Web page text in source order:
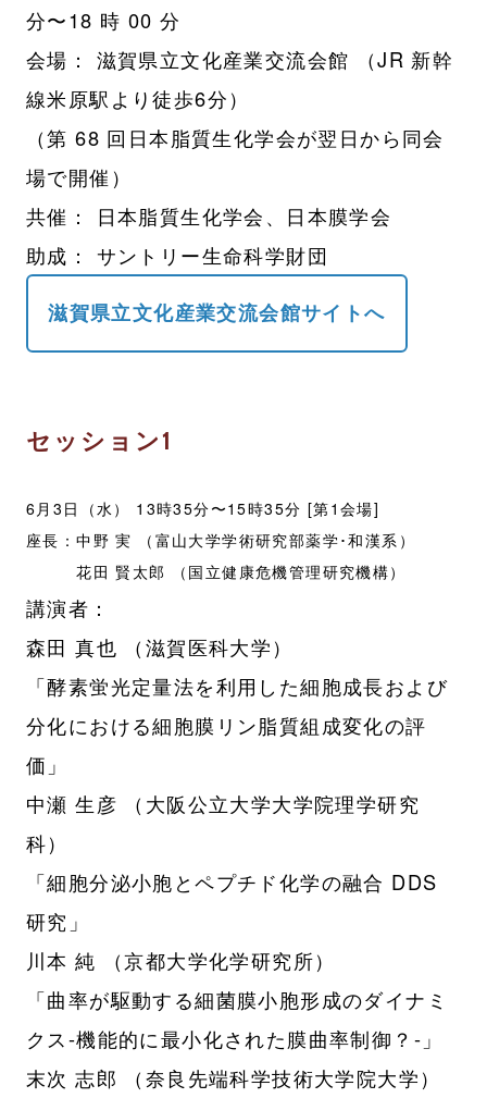
分〜18 時 00 分
会場： 滋賀県立文化産業交流会館 （JR 新幹
線米原駅より徒歩6分）
（第 68 回日本脂質生化学会が翌日から同会
場で開催）
共催： 日本脂質生化学会、日本膜学会
助成： サントリー生命科学財団
滋賀県立文化産業交流会館サイトへ
セッション1
6月3日（水） 13時35分〜15時35分 [第1会場]
座長：中野 実 （富山大学学術研究部薬学･和漢系）
花田 賢太郎 （国立健康危機管理研究機構）
講演者：
森田 真也 （滋賀医科大学）
「酵素蛍光定量法を利用した細胞成長および
分化における細胞膜リン脂質組成変化の評
価」
中瀬 生彦 （大阪公立大学大学院理学研究
科）
「細胞分泌小胞とペプチド化学の融合 DDS
研究」
川本 純 （京都大学化学研究所）
「曲率が駆動する細菌膜小胞形成のダイナミ
クス-機能的に最小化された膜曲率制御？-」
末次 志郎 （奈良先端科学技術大学院大学）